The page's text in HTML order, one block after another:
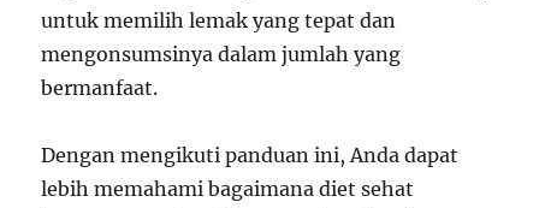
untuk memilih lemak yang tepat dan
mengonsumsinya dalam jumlah yang
bermanfaat.
Dengan mengikuti panduan ini, Anda dapat
lebih memahami bagaimana diet sehat